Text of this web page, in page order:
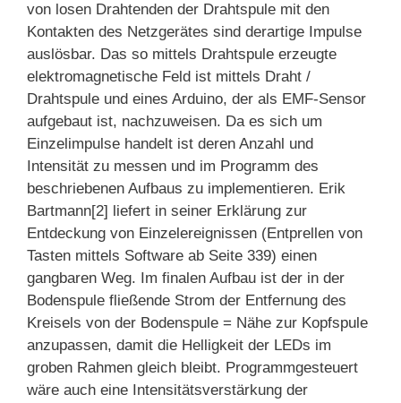
von losen Drahtenden der Drahtspule mit den
Kontakten des Netzgerätes sind derartige Impulse
auslösbar. Das so mittels Drahtspule erzeugte
elektromagnetische Feld ist mittels Draht /
Drahtspule und eines Arduino, der als EMF-Sensor
aufgebaut ist, nachzuweisen. Da es sich um
Einzelimpulse handelt ist deren Anzahl und
Intensität zu messen und im Programm des
beschriebenen Aufbaus zu implementieren. Erik
Bartmann[2] liefert in seiner Erklärung zur
Entdeckung von Einzelereignissen (Entprellen von
Tasten mittels Software ab Seite 339) einen
gangbaren Weg. Im finalen Aufbau ist der in der
Bodenspule fließende Strom der Entfernung des
Kreisels von der Bodenspule = Nähe zur Kopfspule
anzupassen, damit die Helligkeit der LEDs im
groben Rahmen gleich bleibt. Programmgesteuert
wäre auch eine Intensitätsverstärkung der